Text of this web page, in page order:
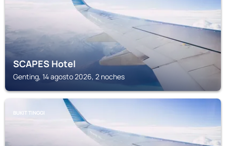
SCAPES Hotel
Genting, 14 agosto 2026, 2 noches
BUKIT TINGGI